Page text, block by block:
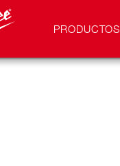
PRODUCTOS